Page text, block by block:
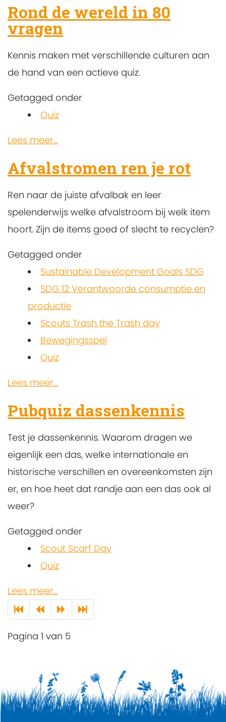
Rond de wereld in 80
vragen
Kennis maken met verschillende culturen aan
de hand van een actieve quiz.
Getagged onder
Quiz
Lees meer...
Afvalstromen ren je rot
Ren naar de juiste afvalbak en leer
spelenderwijs welke afvalstroom bij welk item
hoort. Zijn de items goed of slecht te recyclen?
Getagged onder
Sustainable Development Goals SDG
SDG 12 Verantwoorde consumptie en
productie
Scouts Trash the Trash day
Bewegingsspel
Quiz
Lees meer...
Pubquiz dassenkennis
Test je dassenkennis. Waarom dragen we
eigenlijk een das, welke internationale en
historische verschillen en overeenkomsten zijn
er, en hoe heet dat randje aan een das ook al
weer?
Getagged onder
Scout Scarf Day
Quiz
Lees meer...
Pagina 1 van 5